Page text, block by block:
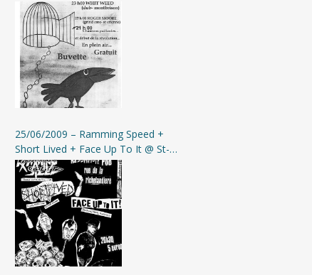
25/06/2009 – Ramming Speed +
Short Lived + Face Up To It @ St-
Etienne (L’Assommoir)